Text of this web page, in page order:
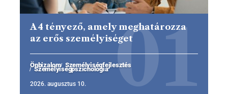
A 4 tényező, amely meghatározza
az erős személyiséget
Önbizalom Személyiségfejlesztés
Személyiségpszichológia
2026. augusztus 10.